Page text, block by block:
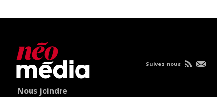
Nous joindre
Suivez-nous